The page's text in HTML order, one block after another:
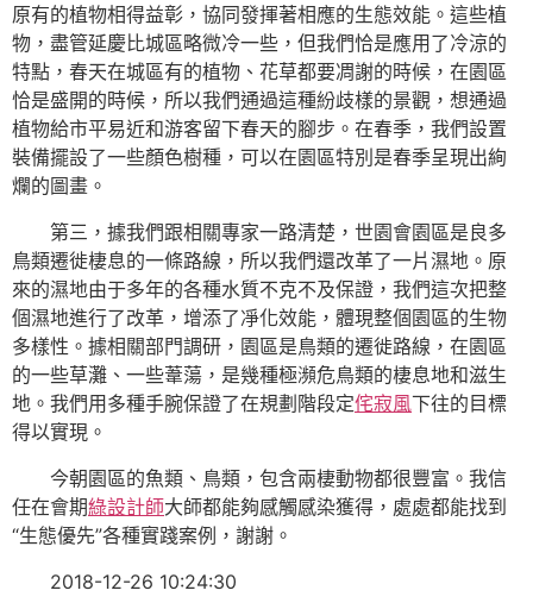
原有的植物相得益彰，協同發揮著相應的生態效能。這些植
物，盡管延慶比城區略微冷一些，但我們恰是應用了冷涼的
特點，春天在城區有的植物、花草都要凋謝的時候，在園區
恰是盛開的時候，所以我們通過這種紛歧樣的景觀，想通過
植物給市平易近和游客留下春天的腳步。在春季，我們設置
裝備擺設了一些顏色樹種，可以在園區特別是春季呈現出絢
爛的圖畫。
第三，據我們跟相關專家一路清楚，世園會園區是良多
鳥類遷徙棲息的一條路線，所以我們還改革了一片濕地。原
來的濕地由于多年的各種水質不克不及保證，我們這次把整
個濕地進行了改革，增添了凈化效能，體現整個園區的生物
多樣性。據相關部門調研，園區是鳥類的遷徙路線，在園區
的一些草灘、一些葦蕩，是幾種極瀕危鳥類的棲息地和滋生
地。我們用多種手腕保證了在規劃階段定侘寂風下往的目標
得以實現。
今朝園區的魚類、鳥類，包含兩棲動物都很豐富。我信
任在會期綠設計師大師都能夠感觸感染獲得，處處都能找到
“生態優先”各種實踐案例，謝謝。
2018-12-26 10:24:30